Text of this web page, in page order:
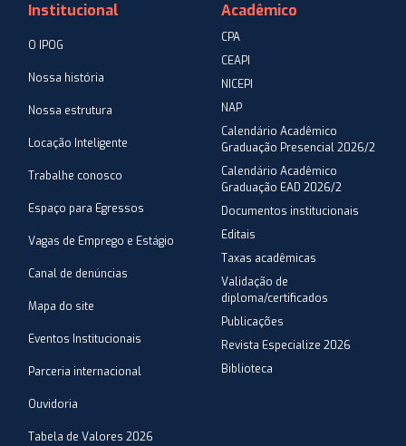
Institucional
O IPOG
Nossa história
Nossa estrutura
Locação Inteligente
Trabalhe conosco
Espaço para Egressos
Vagas de Emprego e Estágio
Canal de denúncias
Mapa do site
Eventos Institucionais
Parceria internacional
Ouvidoria
Tabela de Valores 2026
Acadêmico
CPA
CEAPI
NICEPI
NAP
Calendário Acadêmico
Graduação Presencial 2026/2
Calendário Acadêmico
Graduação EAD 2026/2
Documentos institucionais
Editais
Taxas acadêmicas
Validação de
diploma/certificados
Publicações
Revista Especialize 2026
Biblioteca